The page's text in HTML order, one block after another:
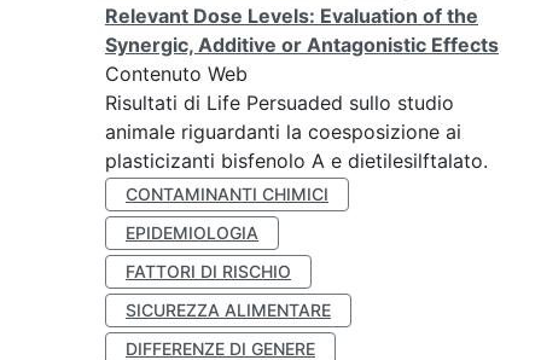
Relevant Dose Levels: Evaluation of the
Synergic, Additive or Antagonistic Effects
Contenuto Web
Risultati di Life Persuaded sullo studio
animale riguardanti la coesposizione ai
plasticizanti bisfenolo A e dietilesilftalato.
CONTAMINANTI CHIMICI
EPIDEMIOLOGIA
FATTORI DI RISCHIO
SICUREZZA ALIMENTARE
DIFFERENZE DI GENERE